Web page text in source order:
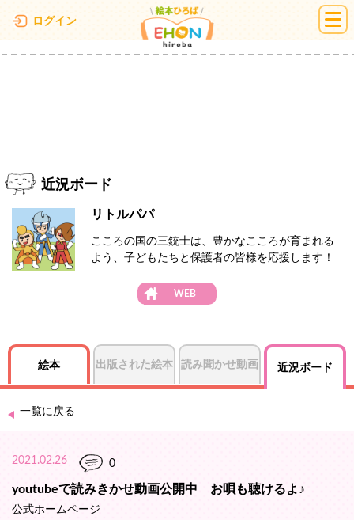
ログイン 絵本ひろば
近況ボード
リトルパパ
こころの国の三銃士は、豊かなこころが育まれる
よう、子どもたちと保護者の皆様を応援します！
WEB
絵本 出版された絵本 読み聞かせ動画 近況ボード
一覧に戻る
2021.02.26 0
youtubeで読みきかせ動画公開中 お唄も聴けるよ♪
公式ホームページ